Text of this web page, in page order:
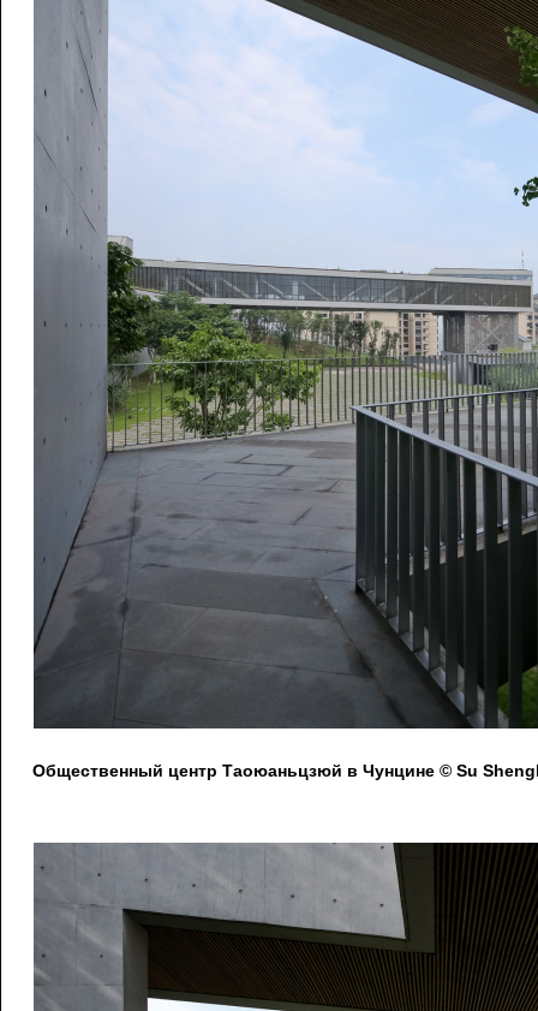
Общественный центр Таоюаньцзюй в Чунцине © Su